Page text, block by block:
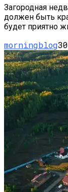
Загородная
должен быть
будет приятно
morningblog